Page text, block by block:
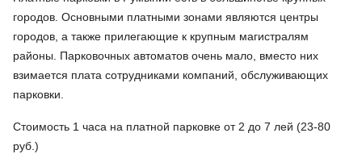
городов. Основными платными зонами являются центры
городов, а также прилегающие к крупным магистралям
районы. Парковочных автоматов очень мало, вместо них
взимается плата сотрудниками компаний, обслуживающих
парковки.
Стоимость 1 часа на платной парковке от 2 до 7 лей (23-80
руб.)